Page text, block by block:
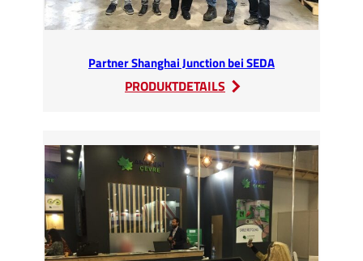
Partner Shanghai Junction bei SEDA
PRODUKTDETAILS
:
Junction
bei
SEDA